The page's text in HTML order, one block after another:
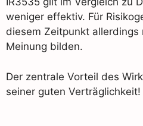
weniger effektiv. Für
diesem Zeitpunkt allerdings
Meinung bilden.
Der zentrale Vorteil des
seiner guten Verträglichkeit!